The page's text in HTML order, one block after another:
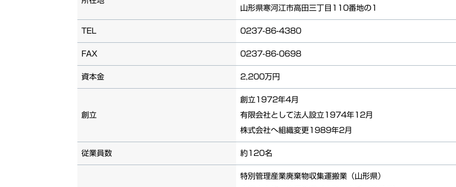
山形県寒河江市高田三丁目110番地の1
TEL 0237-86-4380
FAX 0237-86-0698
資本金 2,200万円
創立
創立1972年4月
有限会社として法人設立1974年12月
株式会社へ組織変更1989年2月
従業員数 約120名
特別管理産業廃棄物収集運搬業（山形県）